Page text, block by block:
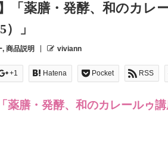
「薬膳・発酵、和のカレ
」
, 商品説明 viviann
+1 Hatena Pocket RSS
薬膳・発酵、和のカレールゥ